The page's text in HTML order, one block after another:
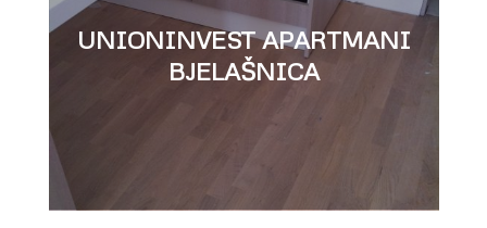
UNIONINVEST APARTMANI
BJELAŠNICA